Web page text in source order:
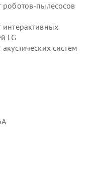
роботов-пылесосов
интерактивных
LG
систем